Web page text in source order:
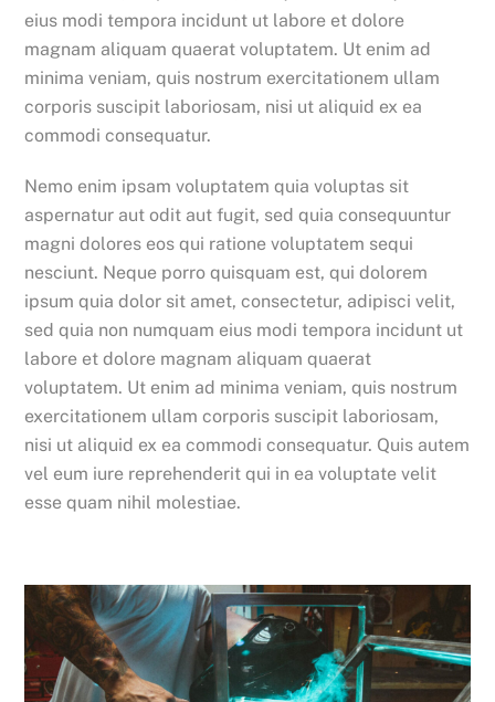
eius modi tempora incidunt ut labore et dolore
magnam aliquam quaerat voluptatem. Ut enim ad
minima veniam, quis nostrum exercitationem ullam
corporis suscipit laboriosam, nisi ut aliquid ex ea
commodi consequatur.
Nemo enim ipsam voluptatem quia voluptas sit
aspernatur aut odit aut fugit, sed quia consequuntur
magni dolores eos qui ratione voluptatem sequi
nesciunt. Neque porro quisquam est, qui dolorem
ipsum quia dolor sit amet, consectetur, adipisci velit,
sed quia non numquam eius modi tempora incidunt ut
labore et dolore magnam aliquam quaerat
voluptatem. Ut enim ad minima veniam, quis nostrum
exercitationem ullam corporis suscipit laboriosam,
nisi ut aliquid ex ea commodi consequatur. Quis autem
vel eum iure reprehenderit qui in ea voluptate velit
esse quam nihil molestiae.